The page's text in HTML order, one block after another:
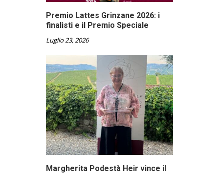
Premio Lattes Grinzane 2026: i
finalisti e il Premio Speciale
Luglio 23, 2026
Margherita Podestà Heir vince il